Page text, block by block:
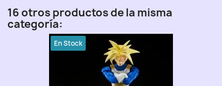
16 otros productos de la misma
categoría:
En Stock